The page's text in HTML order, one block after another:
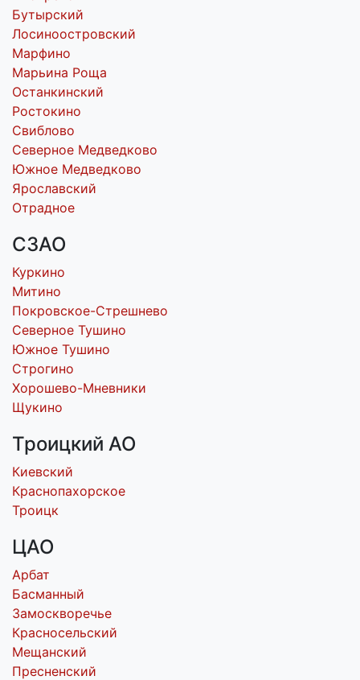
Бутырский
Лосиноостровский
Марфино
Марьина Роща
Останкинский
Ростокино
Свиблово
Северное Медведково
Южное Медведково
Ярославский
Отрадное
СЗАО
Куркино
Митино
Покровское-Стрешнево
Северное Тушино
Южное Тушино
Строгино
Хорошево-Мневники
Щукино
Троицкий АО
Киевский
Краснопахорское
Троицк
ЦАО
Арбат
Басманный
Замоскворечье
Красносельский
Мещанский
Пресненский